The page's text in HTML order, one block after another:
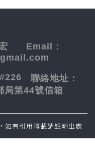
宏 Email：
#226 聯絡地址：
局第44號信箱
如有引用轉載請註明出處